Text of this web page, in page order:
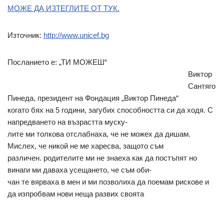
МОЖЕ ДА ИЗТЕГЛИТЕ ОТ ТУК.
Източник: http://www.unicef.bg
Посланието е: „ТИ МОЖЕШ“
Виктор
Сантяго
Пинеда, президент на Фондация „Виктор Пинеда“
когато бях на 5 години, загубих способността си да ходя. С
напредването на възрастта муску-
лите ми толкова отслабнаха, че не можех да дишам.
Мислех, че никой не ме харесва, защото съм
различен. родителите ми не знаеха как да постъпят но
винаги ми даваха усещането, че съм оби-
чан те вярваха в мен и ми позволиха да поемам рискове и
да изпробвам нови неща развих своята